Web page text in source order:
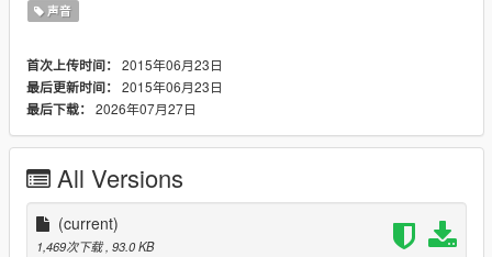
声音
首次上传时间： 2015年06月23日
最后更新时间： 2015年06月23日
最后下载： 2026年07月27日
All Versions
(current)
1,469次下载, 93.0 KB